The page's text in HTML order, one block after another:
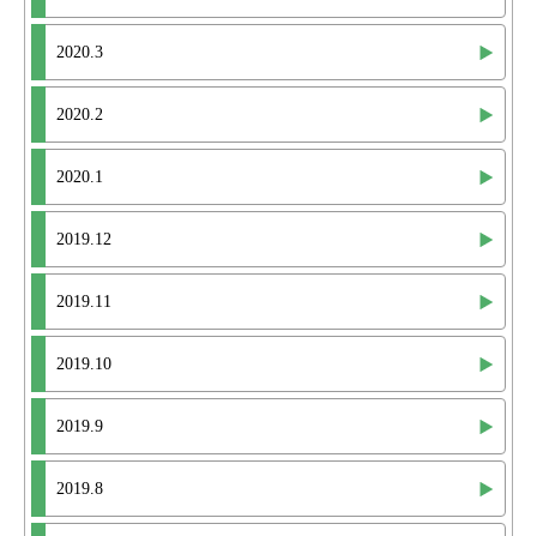
2020.3
2020.2
2020.1
2019.12
2019.11
2019.10
2019.9
2019.8